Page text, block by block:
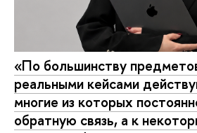
«По большинству
реальными кейсами
многие из которых
обратную связь, а к